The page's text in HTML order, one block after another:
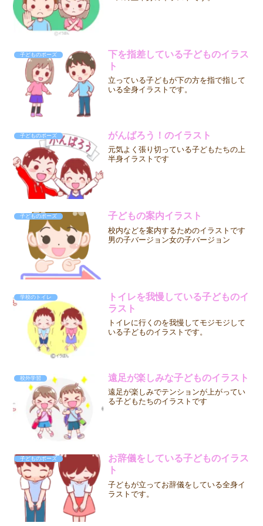
子どものポーズ
下を指差している子どものイラス
ト
立っている子どもが下の方を指で指して
いる全身イラストです。
子どものポーズ がんばろう！のイラスト
元気よく張り切っている子どもたちの上
半身イラストです
子どものポーズ 子どもの案内イラスト
校内などを案内するためのイラストです
男の子バージョン女の子バージョン
学校のトイレ
トイレを我慢している子どものイ
ラスト
トイレに行くのを我慢してモジモジして
いる子どものイラストです。
校外学習 遠足が楽しみな子どものイラスト
遠足が楽しみでテンションが上がってい
る子どもたちのイラストです
子どものポーズ
お辞儀をしている子どものイラス
ト
子どもが立ってお辞儀をしている全身イ
ラストです。